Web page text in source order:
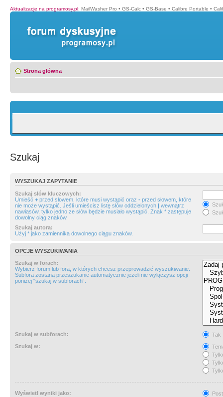
Aktualizacje na programosy.pl: MailWasher Pro • GS-Calc • GS-Base • Calibre Portable •
Strona główna
Szukaj
WYSZUKAJ ZAPYTANIE
Szukaj słów kluczowych:
Umieść + przed słowem, które musi wystąpić oraz - przed słowem, które
nie może wystąpić. Jeśli umieścisz listę słów oddzielonych | wewnątrz
nawiasów, tylko jedno ze słów będzie musiało wystąpić. Znak * zastępuje
dowolny ciąg znaków.
Szukaj autora:
Użyj * jako zamiennika dowolnego ciągu znaków.
OPCJE WYSZUKIWANIA
Szukaj w forach:
Wybierz forum lub fora, w których chcesz przeprowadzić wyszukiwanie.
Subfora zostaną przeszukanie automatycznie jeżeli nie wyłączysz opcji
poniżej “szukaj w subforach“.
Szukaj w subforach:
Tak
Szukaj w:
Wyświetl wyniki jako: